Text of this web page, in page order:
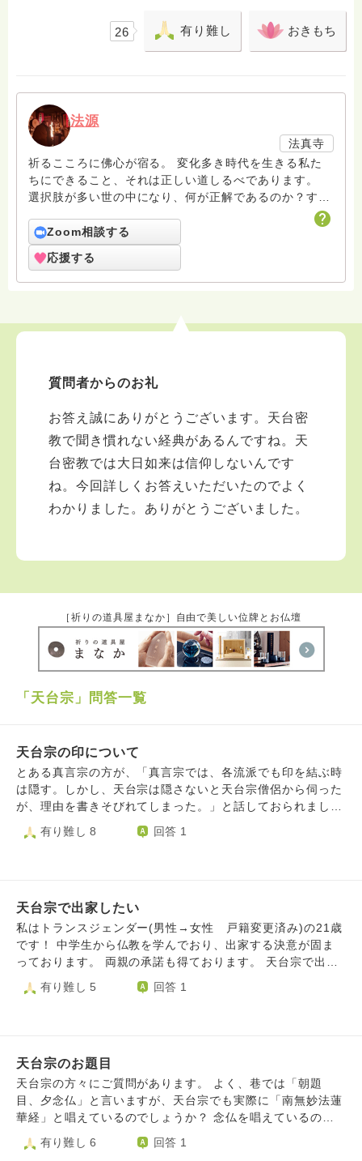
26 有り難し おきもち
法源
法真寺
祈るこころに佛心が宿る。 変化多き時代を生きる私た
ちにできること、それは正しい道しるべであります。
選択肢が多い世の中になり、何が正解であるのか？すべ
て正解であります。しかし、人は損得で判断するのでな
く、正しいか正しくないかで判断する人間であることを
説いていきます。 ※電話相談は受け付けませんので、あ
らかじめご了承ください。
Zoom相談する
応援する
質問者からのお礼
お答え誠にありがとうございます。天台密
教で聞き慣れない経典があるんですね。天
台密教では大日如来は信仰しないんです
ね。今回詳しくお答えいただいたのでよく
わかりました。ありがとうございました。
［祈りの道具屋まなか］自由で美しい位牌とお仏壇
「天台宗」問答一覧
天台宗の印について
とある真言宗の方が、「真言宗では、各流派でも印を結ぶ時
は隠す。しかし、天台宗は隠さないと天台宗僧侶から伺った
が、理由を書きそびれてしまった。」と話しておられまし
た。 印は隠すイメージがあるのですが、天台宗ではなぜ印
を隠さないのでしょうか？
有り難し 8 回答 1
天台宗で出家したい
私はトランスジェンダー(男性→女性 戸籍変更済み)の21歳
です！ 中学生から仏教を学んでおり、出家する決意が固ま
っております。 両親の承諾も得ております。 天台宗で出家
したいのですが師僧探しに困っております。師僧をどのよう
に見つけたらいいでしょうか？
有り難し 5 回答 1
天台宗のお題目
天台宗の方々にご質問があります。 よく、巷では「朝題
目、夕念仏」と言いますが、天台宗でも実際に「南無妙法蓮
華経」と唱えているのでしょうか？ 念仏を唱えているのは
見たことあるのですが、お題目を唱えているところを見たこ
とがなかったので、疑問に思いました。 恐れ入りますが、
有り難し 6 回答 1